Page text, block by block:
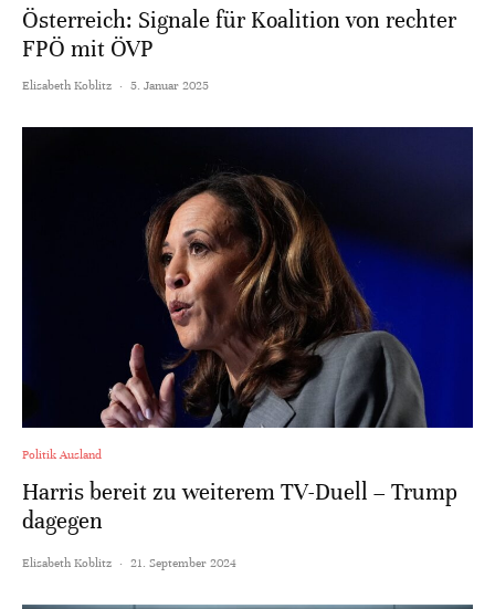
Österreich: Signale für Koalition von rechter
FPÖ mit ÖVP
Elisabeth Koblitz · 5. Januar 2025
Politik Ausland
Harris bereit zu weiterem TV-Duell – Trump
dagegen
Elisabeth Koblitz · 21. September 2024